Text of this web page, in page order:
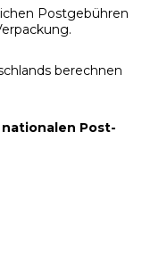
Postgebühren
berechnen
Post-